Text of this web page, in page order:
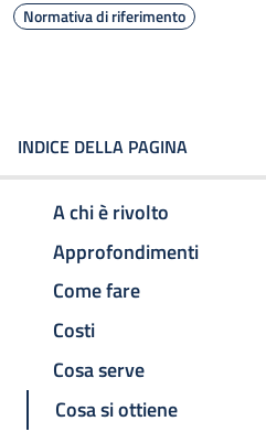
Normativa di riferimento
INDICE DELLA PAGINA
A chi è rivolto
Approfondimenti
Come fare
Costi
Cosa serve
Cosa si ottiene